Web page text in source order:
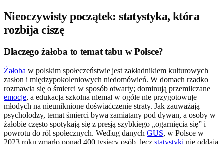
Nieoczywisty początek: statystyka, która
rozbija ciszę
Dlaczego żałoba to temat tabu w Polsce?
Żałoba w polskim społeczeństwie jest zakładnikiem kulturowych
zasłon i międzypokoleniowych niedomówień. W domach rzadko
rozmawia się o śmierci w sposób otwarty; dominują przemilczane
emocje, a edukacja szkolna niemal w ogóle nie przygotowuje
młodych na nieuniknione doświadczenie straty. Jak zauważają
psycholodzy, temat śmierci bywa zamiatany pod dywan, a osoby w
żałobie często spotykają się z presją szybkiego „ogarnięcia się” i
powrotu do ról społecznych. Według danych GUS, w Polsce w
2023 roku zmarło ponad 400 tysięcy osób, lecz statystyki nie oddają